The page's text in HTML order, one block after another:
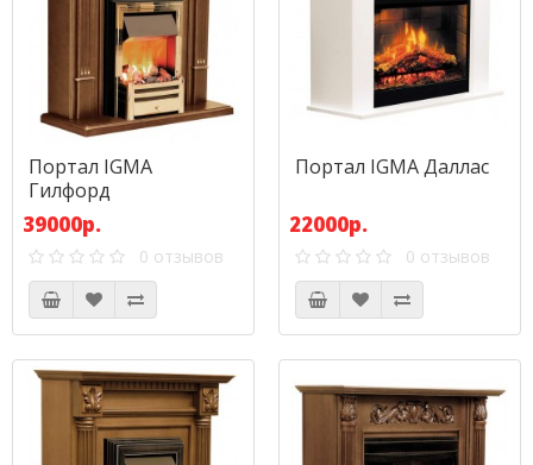
Портал IGMA
Гилфорд
39000р.
0 отзывов
Портал IGMA Даллас
22000р.
0 отзывов